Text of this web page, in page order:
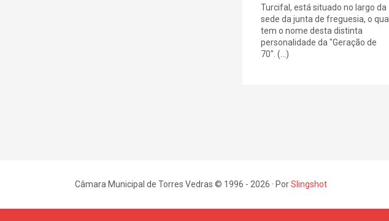
Turcifal, está situado no largo da
sede da junta de freguesia, o qual
tem o nome desta distinta
personalidade da "Geração de
70". (...)
Câmara Municipal de Torres Vedras © 1996 - 2026 · PorSlingshot